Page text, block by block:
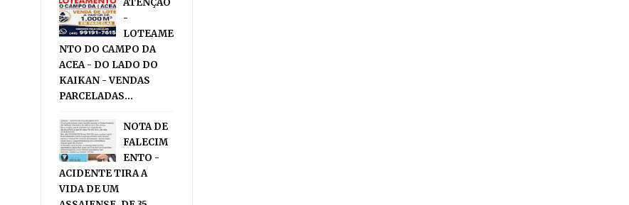
ATENÇÃO
-
LOTEAME
NTO DO CAMPO DA
ACEA - DO LADO DO
KAIKAN - VENDAS
PARCELADAS...
NOTA DE
FALECIM
ENTO -
ACIDENTE TIRA A
VIDA DE UM